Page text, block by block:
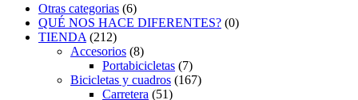
Otras categorias (6)
QUÉ NOS HACE DIFERENTES? (0)
TIENDA (212)
Accesorios (8)
Portabicicletas (7)
Bicicletas y cuadros (167)
Carretera (51)